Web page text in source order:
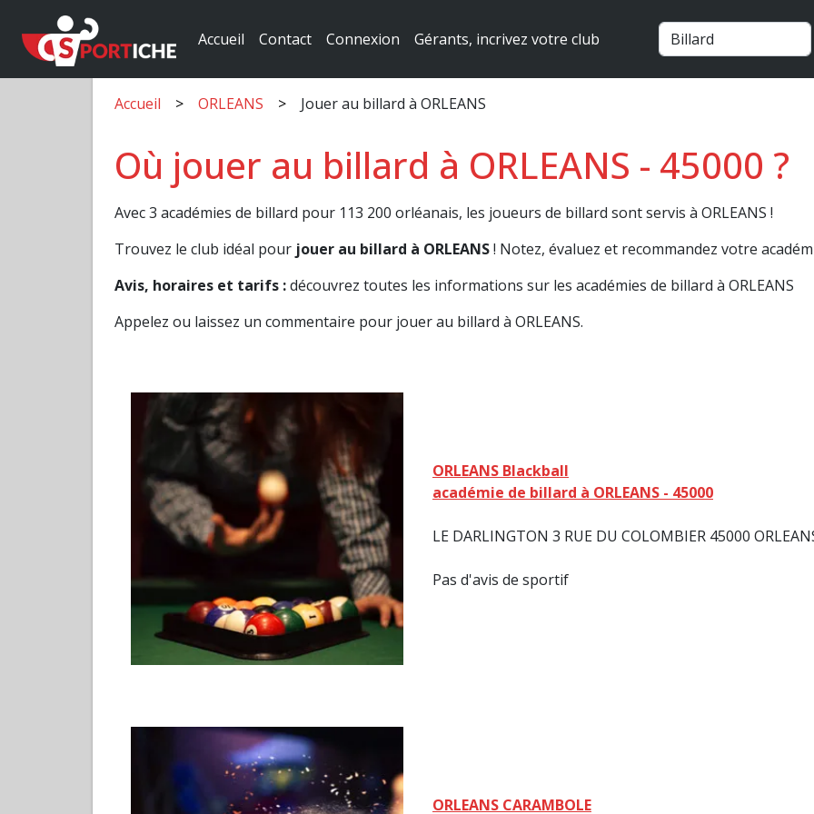
Accueil Contact Connexion Gérants, incrivez votre club
Accueil ORLEANS Jouer au billard à ORLEANS
Où jouer au billard à ORLEANS - 45000 ?
Avec 3 académies de billard pour 113 200 orléanais, les joueurs de billard sont servis à ORLEANS !
Trouvez le club idéal pour jouer au billard à ORLEANS! Notez, évaluez et recommandez votre
Avis, horaires et tarifs :découvrez toutes les informations sur les académies de billard à ORLEANS
Appelez ou laissez un commentaire pour jouer au billard à ORLEANS.
ORLEANS Blackball
académie de billard à ORLEANS - 45000
LE DARLINGTON 3 RUE DU COLOMBIER 45000
Pas d'avis de sportif
ORLEANS CARAMBOLE